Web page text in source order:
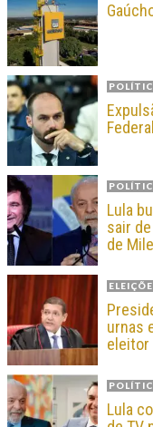
Lula
sair
de
urnas
eleitor
Lula